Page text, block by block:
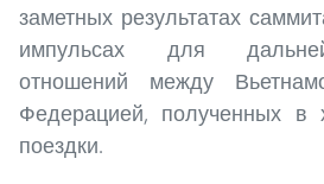
заметных результатах
импульсах для
отношений между
Федерацией, полученных в
поездки.